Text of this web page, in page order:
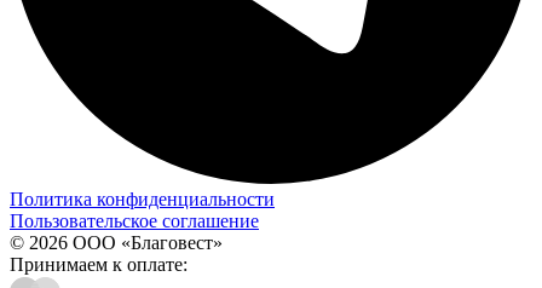
Политика конфиденциальности
Пользовательское соглашение
© 2026 ООО «Благовест»
Принимаем к оплате: